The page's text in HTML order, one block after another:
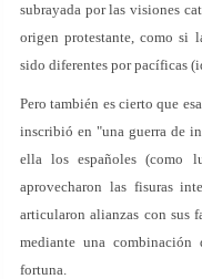
subrayada por las visiones
origen protestante, como si
sido diferentes por pacíficas
Pero también es cierto que
inscribió en "una guerra de
ella los españoles (como
aprovecharon las fisuras
articularon alianzas con sus
mediante una
fortuna.